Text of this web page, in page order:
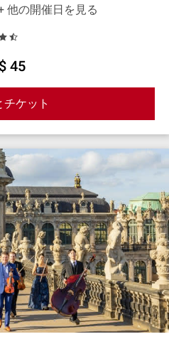
他の開催日を見る
$ 45
チケット